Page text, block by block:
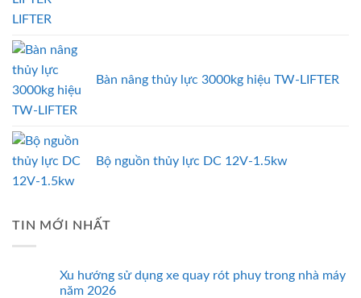
LIFTER
Bàn nâng thủy lực 3000kg hiệu TW-LIFTER
Bộ nguồn thủy lực DC 12V-1.5kw
TIN MỚI NHẤT
Xu hướng sử dụng xe quay rót phuy trong nhà máy
năm 2026